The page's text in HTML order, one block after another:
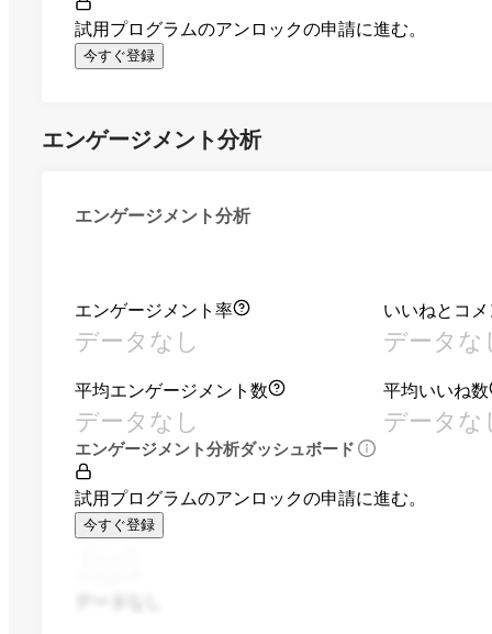
試用プログラムのアンロックの申請に進む。
今すぐ登録
エンゲージメント分析
エンゲージメント分析
エンゲージメント率
データなし
いいねとコ
データな
平均エンゲージメント数
データなし
平均いいね数
データな
エンゲージメント分析ダッシュボード
試用プログラムのアンロックの申請に進む。
今すぐ登録